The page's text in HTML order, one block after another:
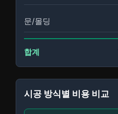
문/몰딩
합계
시공 방식별 비용 비교